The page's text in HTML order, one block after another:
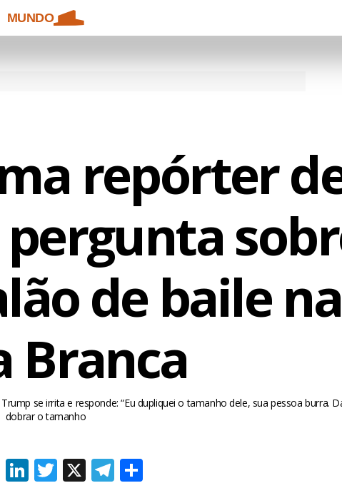
MUNDO
repórter
pergunta
de baile na
Branca
se irrita e responde: “Eu dupliquei o tamanho dele, sua pessoa burra.
dobrar o tamanho
WhatsApp
LinkedIn
Twitter
X Telegram